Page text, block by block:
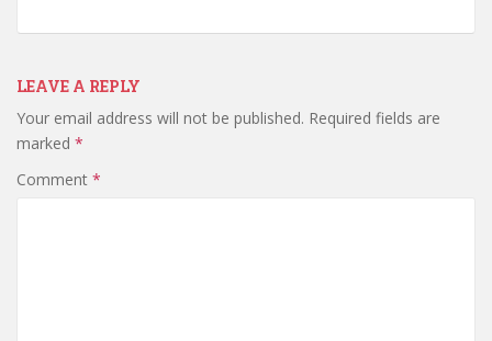
LEAVE A REPLY
Your email address will not be published. Required fields are
marked *
Comment *